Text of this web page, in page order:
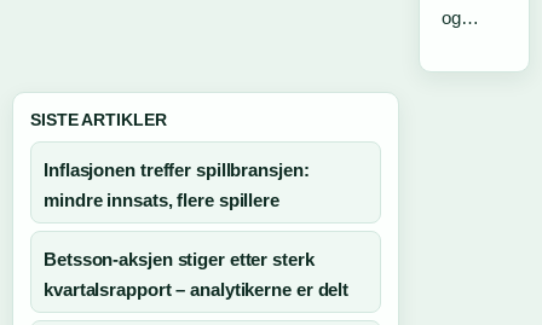
og…
SISTE ARTIKLER
Inflasjonen treffer spillbransjen:
mindre innsats, flere spillere
Betsson-aksjen stiger etter sterk
kvartalsrapport – analytikerne er delt